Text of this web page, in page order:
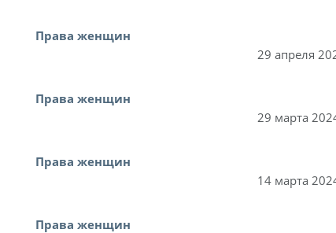
Права женщин
29 апреля
Права женщин
29 марта
Права женщин
14 марта
Права женщин